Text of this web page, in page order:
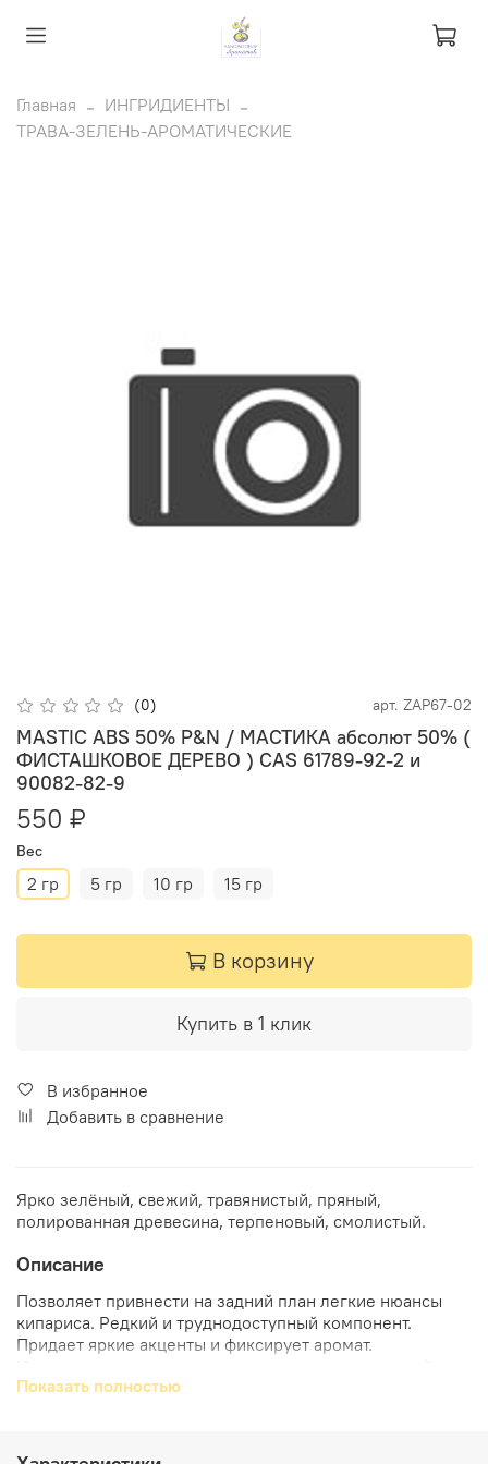
Главная
ИНГРИДИЕНТЫ
ТРАВА-ЗЕЛЕНЬ-АРОМАТИЧЕСКИЕ
(0) арт. ZAP67-02
MASTIC ABS 50% P&N / МАСТИКА абсолют 50% (
ФИСТАШКОВОЕ ДЕРЕВО ) CAS 61789-92-2 и
90082-82-9
550 ₽
Вес
2 гр 5 гр 10 гр 15 гр
В корзину
Купить в 1 клик
В избранное
Добавить в сравнение
Ярко зелёный, свежий, травянистый, пряный,
полированная древесина, терпеновый, смолистый.
Описание
Позволяет привнести на задний план легкие нюансы
кипариса. Редкий и труднодоступный компонент.
Придает яркие акценты и фиксирует аромат.
табака, инжира, лайма, а также в фужерных, шипровых и
LENTISQUE, или мастиковое дерево, представляет
Показать полностью